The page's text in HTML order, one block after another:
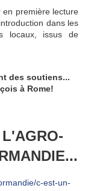
en première lecture
dans les
locaux, issus de
des soutiens...
à Rome!
c-est-un-